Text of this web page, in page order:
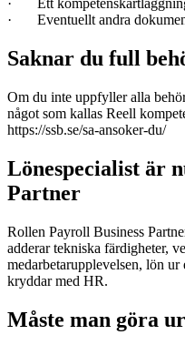
· Ett
· Eventuellt andra
Saknar du full
Om du inte uppfyller alla
något som kallas Reell
https://ssb.se/sa-ansoker-du/
Lönespecialist är
Partner
Rollen Payroll Business
adderar tekniska färdigheter,
medarbetarupplevelsen, lön
kryddar med HR.
Måste man göra